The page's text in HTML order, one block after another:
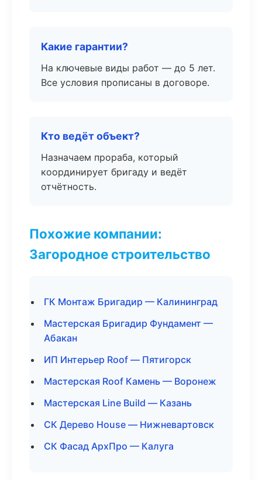
Какие гарантии?
На ключевые виды работ — до 5 лет.
Все условия прописаны в договоре.
Кто ведёт объект?
Назначаем прораба, который
координирует бригаду и ведёт
отчётность.
Похожие компании:
Загородное строительство
ГК Монтаж Бригадир — Калининград
Мастерская Бригадир Фундамент —
Абакан
ИП Интерьер Roof — Пятигорск
Мастерская Roof Камень — Воронеж
Мастерская Line Build — Казань
СК Дерево House — Нижневартовск
СК Фасад АрхПро — Калуга